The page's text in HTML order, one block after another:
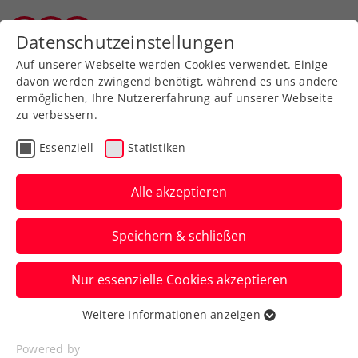
Zurück zur Newsübersicht
Turniere
LADIES OPEN Amstetten:
Couragierte Auftritte der
Österreicherinnen
…, die aber keinen Sieg bringen. Auf die
sechs ÖTV-Asse im Hauptfeld warten
dafür lösbare Aufgaben.
Verfasst von: Presseaussendung / Redaktion, 04.08.2025
Datenschutzeinstellungen
Auf unserer Webseite werden Cookies verwendet. Einige
davon werden zwingend benötigt, während es uns andere
ermöglichen, Ihre Nutzererfahrung auf unserer Webseite
zu verbessern.
Essenziell Statistiken
Alle akzeptieren
Speichern & schließen
Nur essenzielle Cookies akzeptieren
Essenziell
Essenzielle Cookies werden für grundlegende
Weitere Informationen anzeigen
Powered by